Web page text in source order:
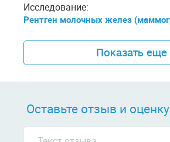
Исследование:
Рентген молочных желез
Показать еще
Оставьте отзыв и